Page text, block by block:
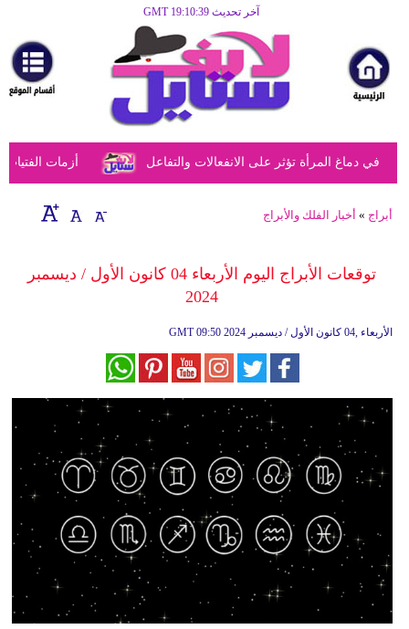
آخر تحديث GMT 19:10:39
مرأة
أزياء
أزياء
إسلامية
صحة
فيديو
مدوَنات
وحلول
أزمات الفتيات المرأة تؤثر على الانفعالات والتفاعل
أبراج » أخبار الفلك والأبراج
توقعات الأبراج اليوم الأربعاء 04 كانون الأول / ديسمبر
2024
GMT 09:50 2024 الأربعاء ,04 كانون الأول / ديسمبر